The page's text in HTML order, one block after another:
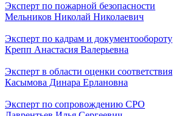
Эксперт по пожарной безопасности
Мельников Николай Николаевич
Эксперт по кадрам и документообороту
Крепп Анастасия Валерьевна
Эксперт в области оценки соответствия
Касымова Динара Ерлановна
Эксперт по сопровождению СРО